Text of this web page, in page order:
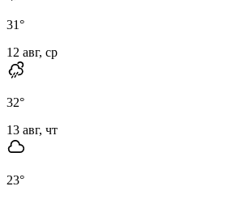
31°
12 авг, ср
32°
13 авг, чт
23°